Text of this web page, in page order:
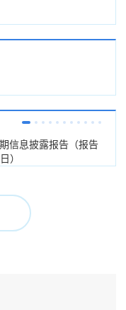
信息披露报告（报告
）